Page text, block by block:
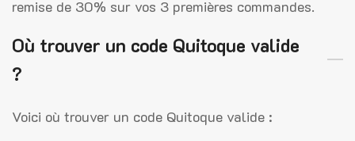
remise de 30% sur vos 3 premières commandes.
Où trouver un code Quitoque valide
?
Voici où trouver un code Quitoque valide :